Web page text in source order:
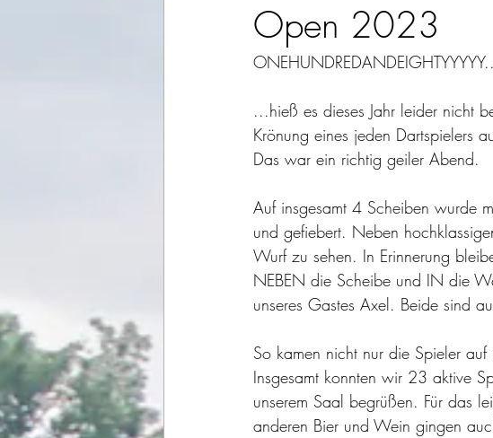
Open 2023
...hieß es dieses Jahr leider nicht
Krönung eines jeden Dartspielers
Das war ein richtig geiler Abend.
Auf insgesamt 4 Scheiben wurde
und gefiebert. Neben
Wurf zu sehen. In Erinnerung
NEBEN die Scheibe und IN die
unseres Gastes Axel. Beide sind
So kamen nicht nur die Spieler
Insgesamt konnten wir 23 aktive
unserem Saal begrüßen. Für das
anderen Bier und Wein gingen